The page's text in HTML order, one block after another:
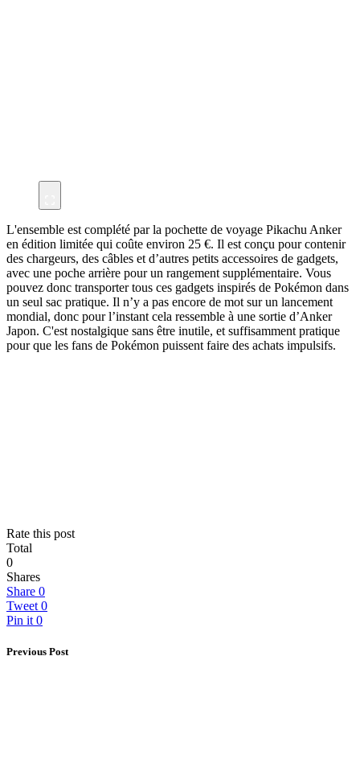
L'ensemble est complété par la pochette de voyage Pikachu Anker
en édition limitée qui coûte environ 25 €. Il est conçu pour contenir
des chargeurs, des câbles et d’autres petits accessoires de gadgets,
avec une poche arrière pour un rangement supplémentaire. Vous
pouvez donc transporter tous ces gadgets inspirés de Pokémon dans
un seul sac pratique. Il n’y a pas encore de mot sur un lancement
mondial, donc pour l’instant cela ressemble à une sortie d’Anker
Japon. C'est nostalgique sans être inutile, et suffisamment pratique
pour que les fans de Pokémon puissent faire des achats impulsifs.
Rate this post
Total
0
Shares
Share 0
Tweet 0
Pin it 0
Previous Post